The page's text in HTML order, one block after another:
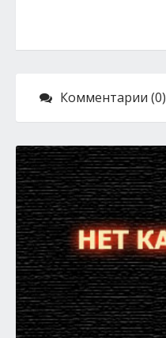
Комментарии (0)